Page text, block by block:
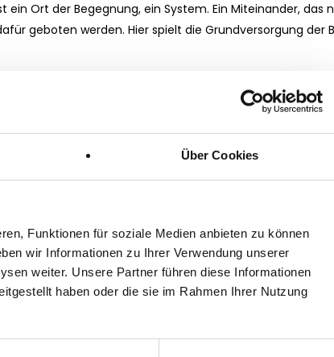
Über Cookies
Funktionen für soziale Medien anbieten zu können
wir Informationen zu Ihrer Verwendung unserer
weiter. Unsere Partner führen diese Informationen
haben oder die sie im Rahmen Ihrer Nutzung
Ort der Begegnung, ein System. Ein Miteinander, das
geboten werden. Hier spielt die Grundversorgung der
Müll, Wasser und Stadtreinigung. Frisches
Stadtbild sind nicht nur die Visitenkarte einer Stadt,
hochwertige Dienstleistungen zu bieten, die sie in
und verlässlich agieren – das sind unsere